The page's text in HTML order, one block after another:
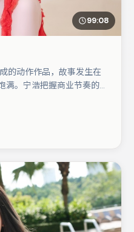
99:08
的动作作品，故事发生在
满。宁浩把握商业节奏的同
角色动机前后呼应，适合喜
成度较高，适合周末一口气